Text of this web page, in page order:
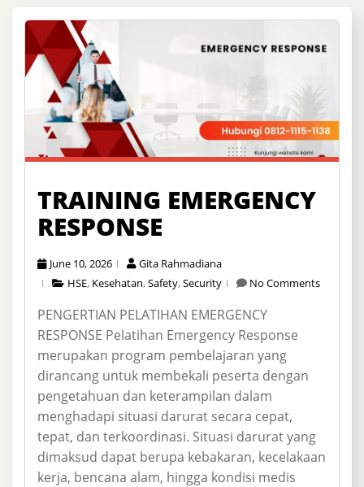
TRAINING EMERGENCY
RESPONSE
June 10, 2026
Gita Rahmadiana
HSE, Kesehatan,Safety,Security No Comments
PENGERTIAN PELATIHAN EMERGENCY
RESPONSE Pelatihan Emergency Response
merupakan program pembelajaran yang
dirancang untuk membekali peserta dengan
pengetahuan dan keterampilan dalam
menghadapi situasi darurat secara cepat,
tepat, dan terkoordinasi. Situasi darurat yang
dimaksud dapat berupa kebakaran, kecelakaan
kerja, bencana alam, hingga kondisi medis